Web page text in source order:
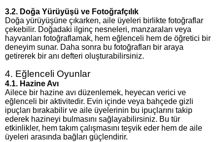
3.2. Doğa Yürüyüşü ve Fotoğrafçılık
Doğa yürüyüşüne çıkarken, aile üyeleri birlikte fotoğraflar
çekebilir. Doğadaki ilginç nesneleri, manzaraları veya
hayvanları fotoğraflamak, hem eğlenceli hem de öğretici bir
deneyim sunar. Daha sonra bu fotoğrafları bir araya
getirerek bir anı defteri oluşturabilirsiniz.
4. Eğlenceli Oyunlar
4.1. Hazine Avı
Ailece bir hazine avı düzenlemek, heyecan verici ve
eğlenceli bir aktivitedir. Evin içinde veya bahçede gizli
ipuçları bırakabilir ve aile üyelerinin bu ipuçlarını takip
ederek hazineyi bulmasını sağlayabilirsiniz. Bu tür
etkinlikler, hem takım çalışmasını teşvik eder hem de aile
üyeleri arasında bağları güçlendirir.